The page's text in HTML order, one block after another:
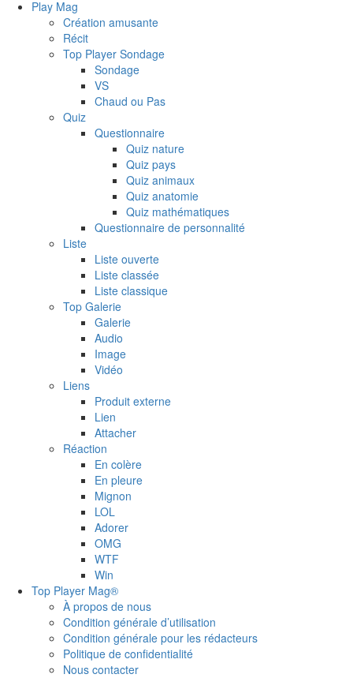
Play Mag
Création amusante
Récit
Top Player Sondage
Sondage
VS
Chaud ou Pas
Quiz
Questionnaire
Quiz nature
Quiz pays
Quiz animaux
Quiz anatomie
Quiz mathématiques
Questionnaire de personnalité
Liste
Liste ouverte
Liste classée
Liste classique
Top Galerie
Galerie
Audio
Image
Vidéo
Liens
Produit externe
Lien
Attacher
Réaction
En colère
En pleure
Mignon
LOL
Adorer
OMG
WTF
Win
Top Player Mag®
À propos de nous
Condition générale d’utilisation
Condition générale pour les rédacteurs
Politique de confidentialité
Nous contacter